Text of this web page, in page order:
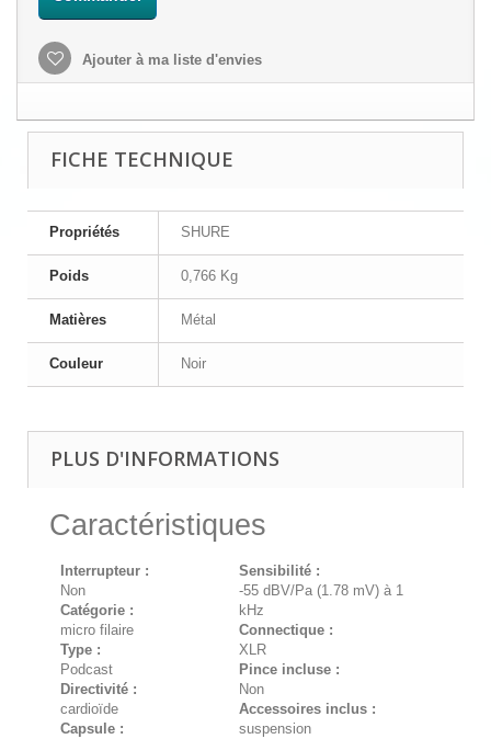
Ajouter à ma liste d'envies
FICHE TECHNIQUE
Propriétés SHURE
Poids 0,766 Kg
Matières Métal
Couleur Noir
PLUS D'INFORMATIONS
Caractéristiques
Interrupteur :
Non
Catégorie :
micro filaire
Type :
Podcast
Directivité :
cardioïde
Capsule :
Sensibilité :
-55 dBV/Pa (1.78 mV) à 1
kHz
Connectique :
XLR
Pince incluse :
Non
Accessoires inclus :
suspension